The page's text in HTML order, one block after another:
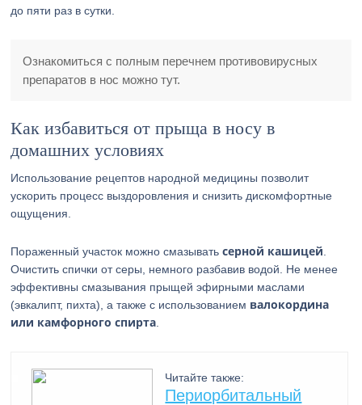
до пяти раз в сутки.
Ознакомиться с полным перечнем противовирусных
препаратов в нос можно тут.
Как избавиться от прыща в носу в
домашних условиях
Использование рецептов народной медицины позволит
ускорить процесс выздоровления и снизить дискомфортные
ощущения.
Пораженный участок можно смазыватьсерной кашицей
Очистить спички от серы, немного разбавив водой. Не менее
эффективны смазывания прыщей эфирными маслами
(эвкалипт, пихта), а также с использованием валокордина
или камфорного спирта
Читайте также:
Периорбитальный